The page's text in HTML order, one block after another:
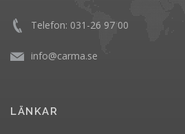
Telefon: 031-26 97 00
info@carma.se
LÄNKAR